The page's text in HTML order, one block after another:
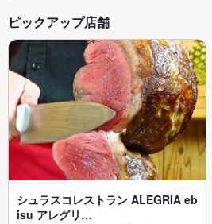
ピックアップ店舗
シュラスコレストラン ALEGRIA eb
isu アレグリ…